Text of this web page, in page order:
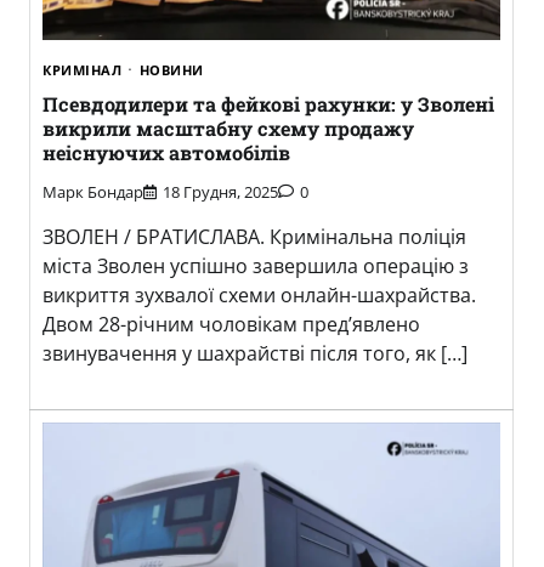
КРИМІНАЛ НОВИНИ
Псевдодилери та фейкові рахунки: у Зволені
викрили масштабну схему продажу
неіснуючих автомобілів
Марк Бондар 18 Грудня, 2025 0
ЗВОЛЕН / БРАТИСЛАВА. Кримінальна поліція
міста Зволен успішно завершила операцію з
викриття зухвалої схеми онлайн-шахрайства.
Двом 28-річним чоловікам пред’явлено
звинувачення у шахрайстві після того, як […]